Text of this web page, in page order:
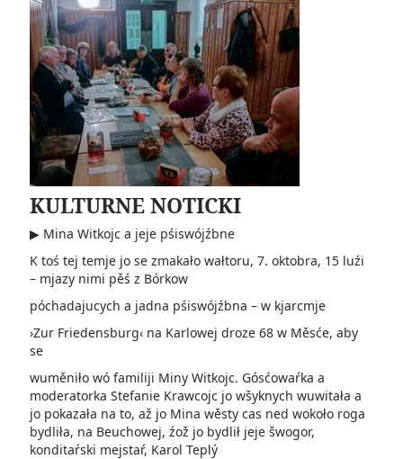
KULTURNE NOTICKI
▶ Mina Witkojc a jeje pśiswójźbne
K toś tej temje jo se zmakało wałtoru, 7. oktobra, 15 luźi
– mjazy nimi pěś z Bórkow
póchadajucych a jadna pśiswójźbna – w kjarcmje
›Zur Friedensburg‹ na Karlowej droze 68 w Měsće, aby
se
wuměniło wó familiji Miny Witkojc. Gósćowaŕka a
moderatorka Stefanie Krawcojc jo wšyknych wuwitała a
jo pokazała na to, až jo Mina wěsty cas ned wokoło roga
bydliła, na Beuchowej, źož jo bydlił jeje šwogor,
konditaŕski mejstaŕ, Karol Teplý